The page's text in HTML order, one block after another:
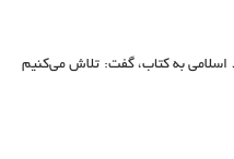
اسلامی به کتاب، گفت: تلاش می‌کنیم